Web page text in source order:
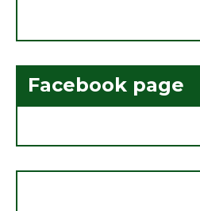
Facebook page